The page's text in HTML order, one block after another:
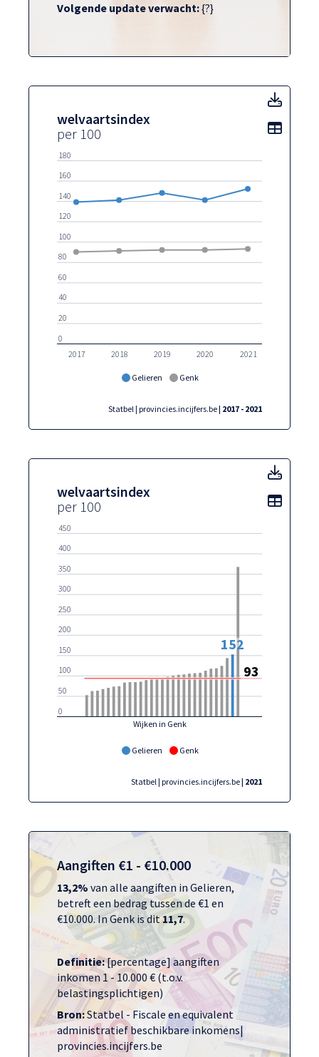
Volgende update verwacht:{?}
welvaartsindex
per 100
Gelieren Genk
2017 2018 2019 2020 2021
0
20
40
60
80
100
120
140
160
180
Statbel | provincies.incijfers.be| 2017 - 2021
Toon
welvaartsindex
per 100
Gelieren Genk
Wijken in Genk
0
50
100
150
200
250
300
350
400
450
152
93
Statbel | provincies.incijfers.be| 2021
Toon
Aangiften €1 - €10.000
13,2% van alle aangiften in Gelieren,
betreft een bedrag tussen de €1 en
€10.000. In Genk is dit11,7.
Definitie:[percentage] aangiften
inkomen 1 - 10.000 € (t.o.v.
belastingsplichtigen)
Bron:Statbel - Fiscale en equivalent
administratief beschikbare inkomens|
provincies.incijfers.be